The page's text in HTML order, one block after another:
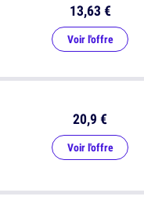
13,63 €
Voir l'offre
20,9 €
Voir l'offre